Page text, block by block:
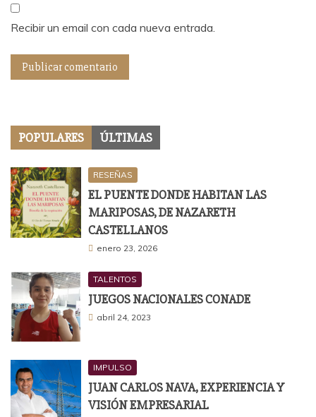
Recibir un email con cada nueva entrada.
POPULARES ÚLTIMAS
RESEÑAS
EL PUENTE DONDE HABITAN LAS
MARIPOSAS, DE NAZARETH
CASTELLANOS
enero 23, 2026
TALENTOS
JUEGOS NACIONALES CONADE
abril 24, 2023
IMPULSO
JUAN CARLOS NAVA, EXPERIENCIA Y
VISIÓN EMPRESARIAL